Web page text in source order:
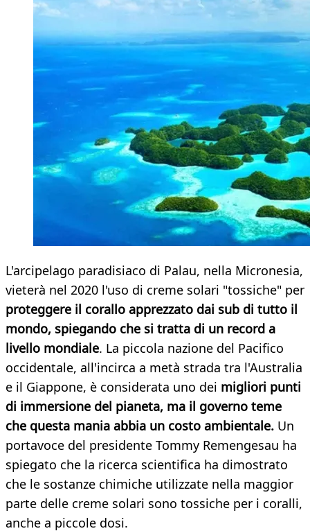
L'arcipelago paradisiaco di Palau, nella Micronesia,
vieterà nel 2020 l'uso di creme solari "tossiche" per
proteggere il corallo apprezzato dai sub di tutto il
mondo, spiegando che si tratta di un record a
livello mondiale. La piccola nazione del Pacifico
occidentale, all'incirca a metà strada tra l'Australia
e il Giappone, è considerata uno dei migliori punti
di immersione del pianeta, ma il governo teme
che questa mania abbia un costo ambientale. Un
portavoce del presidente Tommy Remengesau ha
spiegato che la ricerca scientifica ha dimostrato
che le sostanze chimiche utilizzate nella maggior
parte delle creme solari sono tossiche per i coralli,
anche a piccole dosi.